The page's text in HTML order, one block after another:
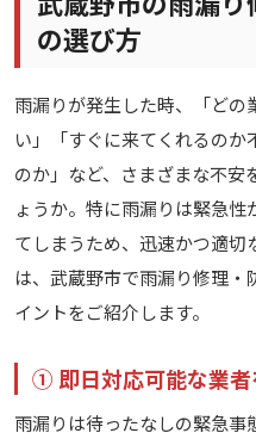
の選び方
雨漏りが発生した時、「ど
い」「すぐに来てくれるのか
のか」など、さまざまな不安
ょうか。特に雨漏りは緊急
てしまうため、迅速かつ適切
は、武蔵野市で雨漏り修理
イントをご紹介します。
① 即日対応可能な業
雨漏りは待ったなしの緊急事